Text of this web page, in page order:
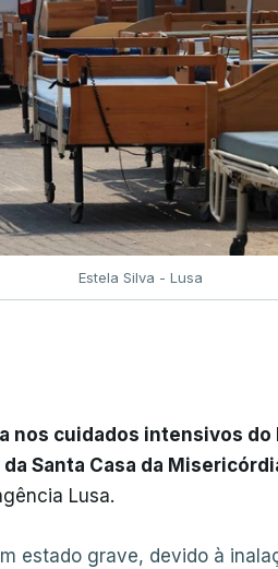
Estela Silva - Lusa
nos cuidados intensivos do
Santa Casa da
Lusa.
estado grave, devido à